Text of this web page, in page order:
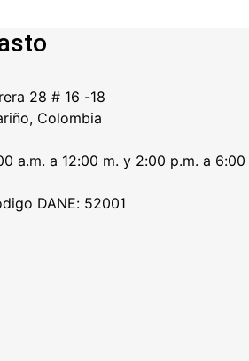
28 # 16 -18
Colombia
a.m. a 12:00 m. y 2:00 p.m. a 6:00
DANE: 52001